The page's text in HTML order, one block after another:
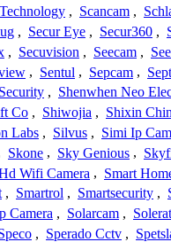
, Scancam ,
, Secur Eye , Secur360 ,
, Secuvision , Seecam ,
, Sentul , Sepcam ,
, Shenwhen Neo
Co , Shiwojia , Shixin
Labs , Silvus , Simi Ip
Skone , Sky Genious ,
Wifi Camera , Smart
, Smartrol , Smartsecurity ,
Camera , Solarcam ,
, Sperado Cctv ,